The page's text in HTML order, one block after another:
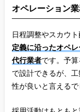
オペレーション
日程調整やスカウ
定義に沿ったオペ
代行業者です。予
で設計できるが、
性が良いと言えるで